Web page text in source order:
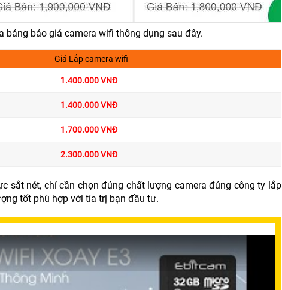
bảng báo giá camera wifi thông dụng sau đây.
Giá Lắp camera wifi
1.400.000 VNĐ
1.400.000 VNĐ
1.700.000 VNĐ
2.300.000 VNĐ
sắt nét, chỉ cần chọn đúng chất lượng camera đúng công ty lắp
tốt phù hợp với tía trị bạn đầu tư.